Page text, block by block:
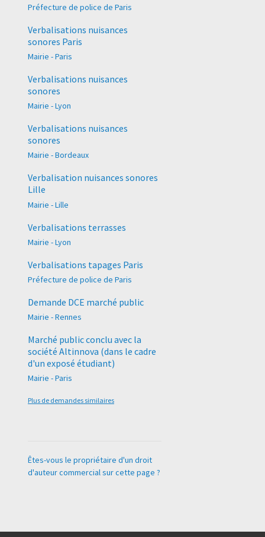
Préfecture de police de Paris
Verbalisations nuisances
sonores Paris
Mairie - Paris
Verbalisations nuisances
sonores
Mairie - Lyon
Verbalisations nuisances
sonores
Mairie - Bordeaux
Verbalisation nuisances sonores
Lille
Mairie - Lille
Verbalisations terrasses
Mairie - Lyon
Verbalisations tapages Paris
Préfecture de police de Paris
Demande DCE marché public
Mairie - Rennes
Marché public conclu avec la
société Altinnova (dans le cadre
d'un exposé étudiant)
Mairie - Paris
Plus de demandes similaires
Êtes-vous le propriétaire d'un droit
d'auteur commercial sur cette page ?